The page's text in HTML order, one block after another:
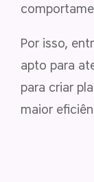
Por isso,
apto para
para criar
maior